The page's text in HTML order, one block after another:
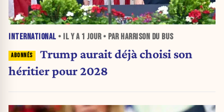
INTERNATIONAL • IL Y A 1 JOUR• PAR HARRISON DU BUS
Trump aurait déjà choisi son
héritier pour 2028